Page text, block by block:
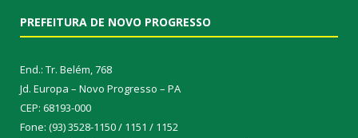
PREFEITURA DE NOVO PROGRESSO
End.: Tr. Belém, 768
Jd. Europa – Novo Progresso – PA
CEP: 68193-000
Fone: (93) 3528-1150 / 1151 / 1152